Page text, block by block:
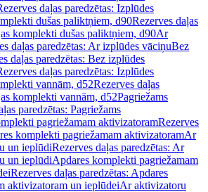
daļas paredzētas: Izplūdes
dušas paliktņiem, d90Rezerves daļas
komplekti dušas paliktņiem, d90Ar
daļas paredzētas: Ar izplūdes vāciņuBez
daļas paredzētas: Bez izplūdes
daļas paredzētas: Izplūdes
vannām, d52Rezerves daļas
komplekti vannām, d52Pagriežams
paredzētas: Pagriežams
pagriežamam aktivizatoramRezerves
komplekti pagriežamam aktivizatoramAr
un ieplūdiRezerves daļas paredzētas: Ar
un ieplūdiApdares komplekti pagriežamam
Rezerves daļas paredzētas: Apdares
aktivizatoram un ieplūdeiAr aktivizatoru